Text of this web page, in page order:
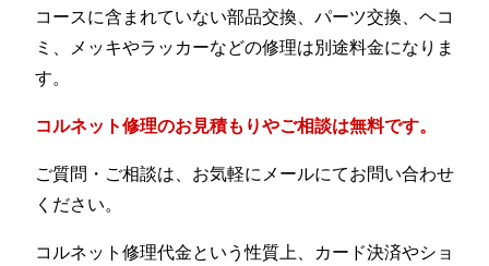
コースに含まれていない部品交換、パーツ交換、ヘコ
ミ、メッキやラッカーなどの修理は別途料金になりま
す。
コルネット修理のお見積もりやご相談は無料です。
ご質問・ご相談は、お気軽にメールにてお問い合わせ
ください。
コルネット修理代金という性質上、カード決済やショ